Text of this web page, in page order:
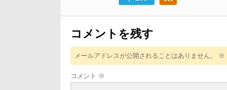
コメントを残す
メールアドレスが公開されることはありません。 ※
コメント ※